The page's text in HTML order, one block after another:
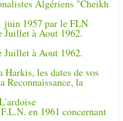
Algériens "Cheikh
juin 1957 par le FLN
Juillet à Aout 1962.
Juillet à Aout 1962.
les dates de vos
Reconnaissance, la
en 1961 concernant